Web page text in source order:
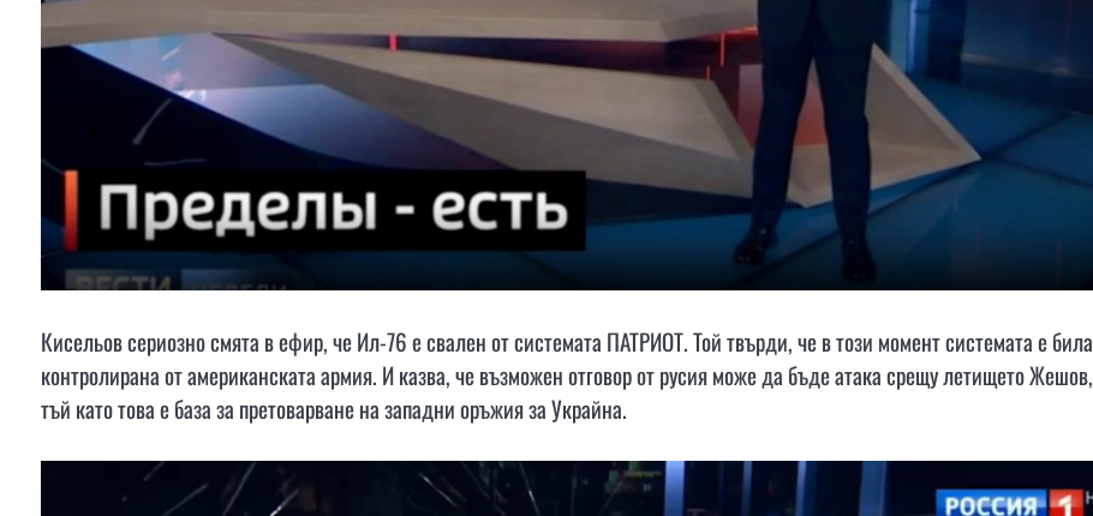
Кисельов сериозно смята в ефир, че Ил-76 е свален от системата ПАТРИОТ. Той твърди, че в този момент системата е била
контролирана от американската армия. И казва, че възможен отговор от русия може да бъде атака срещу летището Жешов,
тъй като това е база за претоварване на западни оръжия за Украйна.